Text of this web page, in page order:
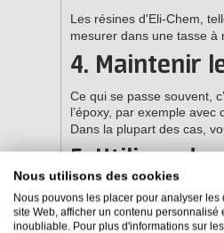
Les résines d'Eli-Chem,
mesurer dans une tasse à
4. Maintenir
Ce qui se passe souvent,
l’époxy, par exemple avec
Dans la plupart des cas,
5. Utilisez
L'époxy et l'humidité ne
sont mélangés avec de
Utilisez donc toujours des
Nous utilisons des cookies
Nous pouvons les placer pour analyser
site Web, afficher un contenu personnalisé
inoubliable. Pour plus d'informations sur